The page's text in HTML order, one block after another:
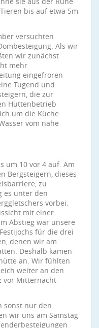
bis auf etwa 5m
versuchten
Als wir
wir zunächst
mehr
eingefroren
Tugend und
die zur
Hüttenbetrieb
um die Küche
vom nahe
um 10 vor 4 auf. Am
Bergsteigern, dieses
zu
es unter den
vorbei.
mit einer
Abstieg war unsere
für die drei
denen wir am
Deshalb kamen
an. Wir fühlten
weiter an den
vor Mitternacht
sonst nur den
wir uns am Samstag